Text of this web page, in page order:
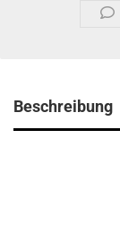
Beschreibung